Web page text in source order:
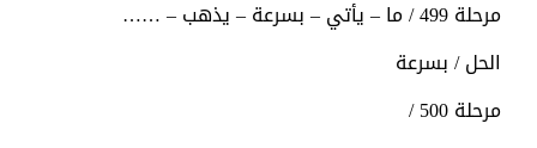
مرحلة 499 / ما – يأتي – بسرعة – يذهب – ……
الحل / بسرعة
مرحلة 500 /